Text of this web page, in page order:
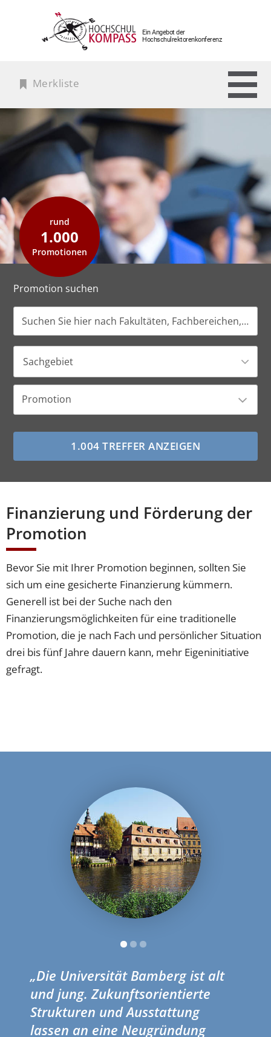
Ein Angebot der
Hochschulrektorenkonferenz
Merkliste
Promotion suchen
Sachgebiet
Promotion
rund
1.000
Promotionen
Finanzierung und Förderung der
Promotion
Bevor Sie mit Ihrer Promotion beginnen, sollten Sie
sich um eine gesicherte Finanzierung kümmern.
Generell ist bei der Suche nach den
Finanzierungsmöglichkeiten für eine traditionelle
Promotion, die je nach Fach und persönlicher Situation
drei bis fünf Jahre dauern kann, mehr Eigeninitiative
gefragt.
„Die Universität Bamberg ist alt
und jung. Zukunftsorientierte
Strukturen und Ausstattung
lassen an eine Neugründung